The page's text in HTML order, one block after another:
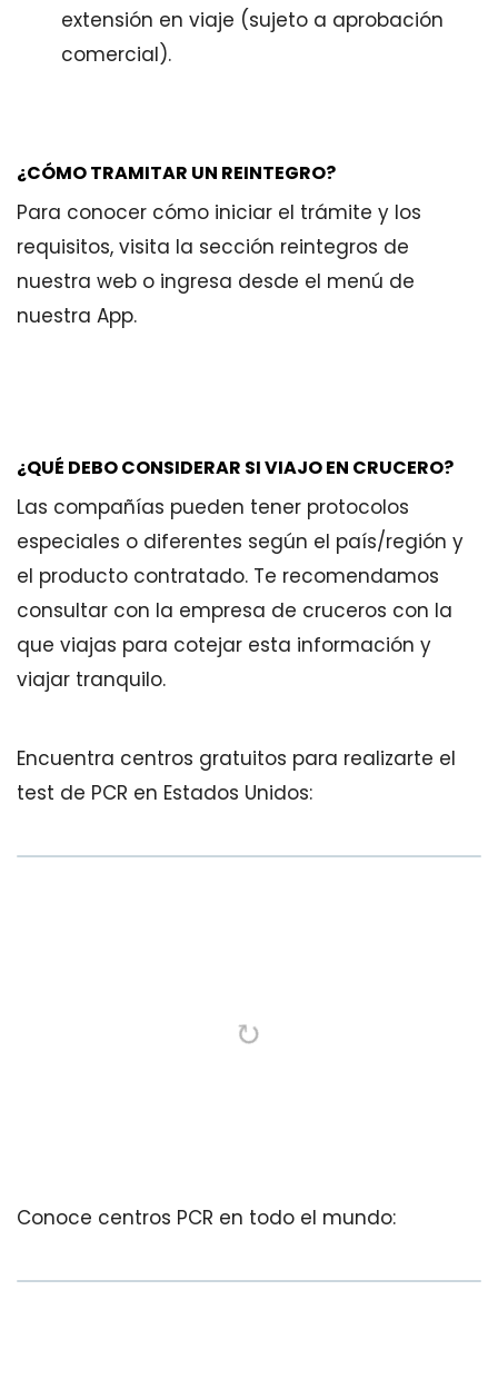
extensión en viaje (sujeto a aprobación
comercial).
¿CÓMO TRAMITAR UN REINTEGRO?
Para conocer cómo iniciar el trámite y los
requisitos, visita la sección reintegros de
nuestra web o ingresa desde el menú de
nuestra App.
¿QUÉ DEBO CONSIDERAR SI VIAJO EN CRUCERO?
Las compañías pueden tener protocolos
especiales o diferentes según el país/región y
el producto contratado. Te recomendamos
consultar con la empresa de cruceros con la
que viajas para cotejar esta información y
viajar tranquilo.
Encuentra centros gratuitos para realizarte el
test de PCR en Estados Unidos:
Conoce centros PCR en todo el mundo: